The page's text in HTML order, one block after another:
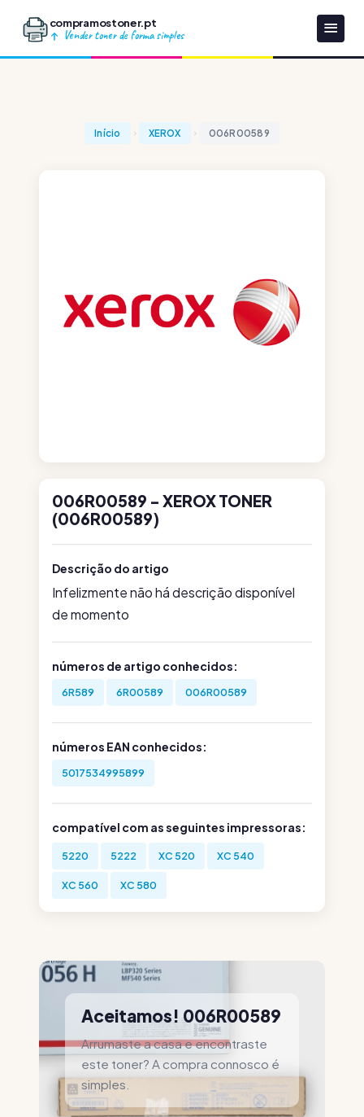
compramostoner.pt
Vender toner de forma simples
Início XEROX 006R00589
006R00589 - XEROX TONER
(006R00589)
Descrição do artigo
Infelizmente não há descrição disponível
de momento
números de artigo conhecidos:
6R589 6R00589 006R00589
números EAN conhecidos:
5017534995899
compatível com as seguintes impressoras:
5220 5222 XC 520 XC 540
XC 560 XC 580
Aceitamos! 006R00589
Arrumaste a casa e encontraste
este toner? A compra connosco é
simples.